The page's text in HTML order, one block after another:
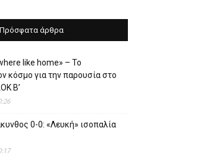
Πρόσφατα άρθρα
like home» – Το
κόσμο για την παρουσία στο
Β’
0-0: «Λευκή» ισοπαλία